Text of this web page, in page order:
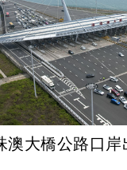
澳大橋公路口岸